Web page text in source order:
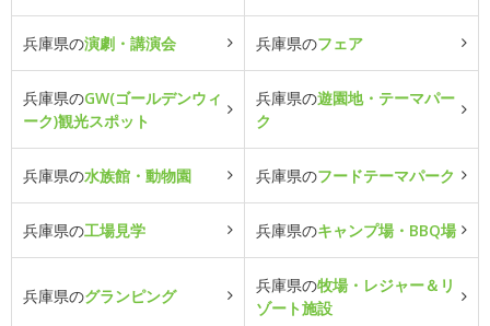
兵庫県の演劇・講演会 兵庫県のフェア
兵庫県のGW(ゴールデンウィ
ーク)観光スポット
兵庫県の遊園地・テーマパー
ク
兵庫県の水族館・動物園 兵庫県のフードテーマパーク
兵庫県の工場見学 兵庫県のキャンプ場・BBQ場
兵庫県のグランピング
兵庫県の牧場・レジャー＆リ
ゾート施設